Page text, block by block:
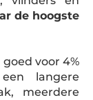
de hoogste
voor 4%
langere
meerdere